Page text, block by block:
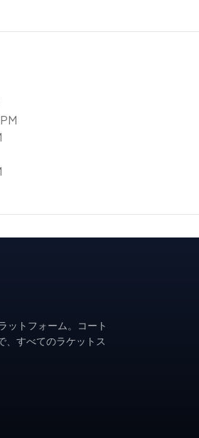
ットフォーム。コート
、すべてのラケットス